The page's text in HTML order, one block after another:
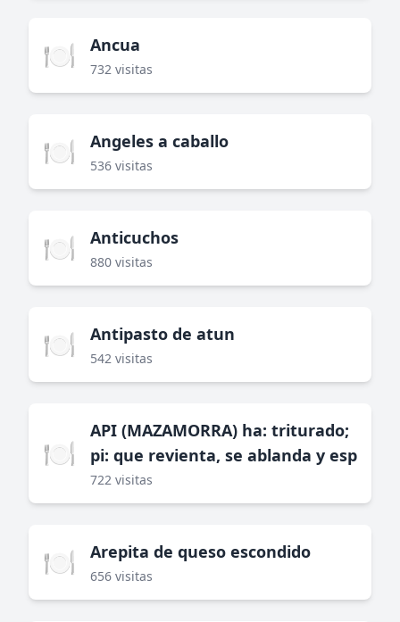
🍽️ Ancua
732 visitas
🍽️ Angeles a caballo
536 visitas
🍽️ Anticuchos
880 visitas
🍽️ Antipasto de atun
542 visitas
🍽️
API (MAZAMORRA) ha: triturado;
pi: que revienta, se ablanda y esp
722 visitas
🍽️ Arepita de queso escondido
656 visitas